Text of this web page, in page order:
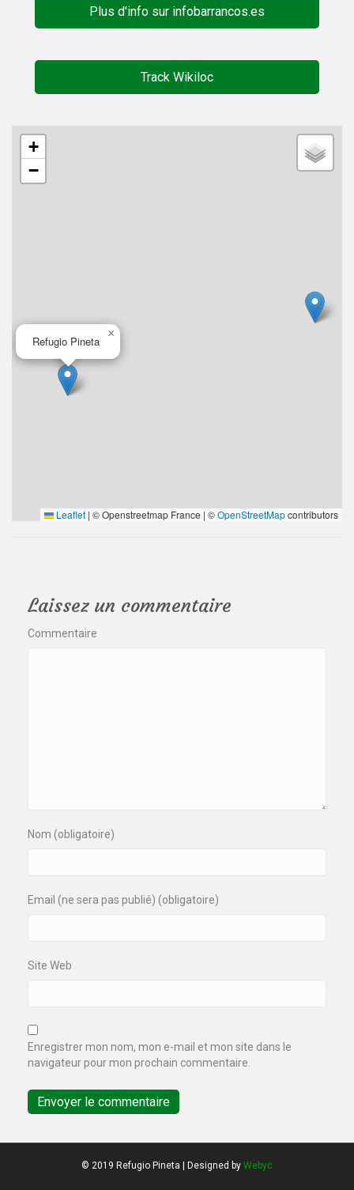
Plus d'info sur infobarrancos.es
Track Wikiloc
Refugio Pineta
×
+
−
Leaflet | © Openstreetmap France | ©OpenStreetMapcontributors
Laissez un commentaire
Commentaire
Nom (obligatoire)
Email (ne sera pas publié) (obligatoire)
Site Web
Enregistrer mon nom, mon e-mail et mon site dans le
navigateur pour mon prochain commentaire.
© 2019 Refugio Pineta | Designed by Webyc